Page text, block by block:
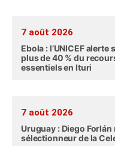
7 août 2026
Ebola : l’UNICEF
plus de 40 % du
essentiels en Ituri
7 août 2026
Uruguay : Diego Forlán
sélectionneur de la